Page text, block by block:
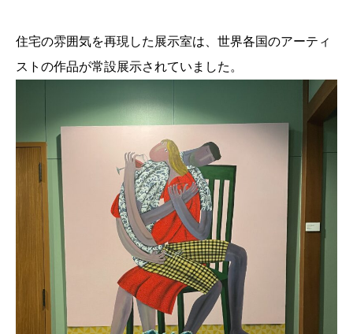
住宅の雰囲気を再現した展示室は、世界各国のアーティ
ストの作品が常設展示されていました。